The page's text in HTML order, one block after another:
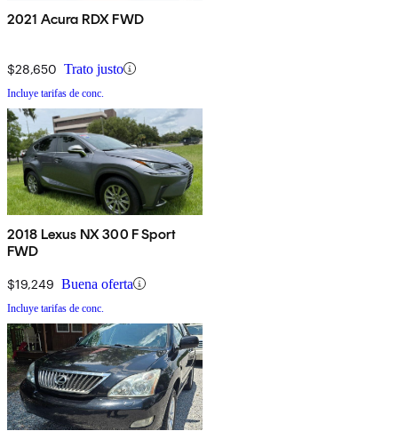
2021 Acura RDX FWD
$28,650 Trato justo
Incluye tarifas de conc.
2018 Lexus NX 300 F Sport
FWD
$19,249 Buena oferta
Incluye tarifas de conc.